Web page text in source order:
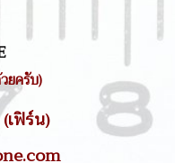
รับ)
ฟิร์น)